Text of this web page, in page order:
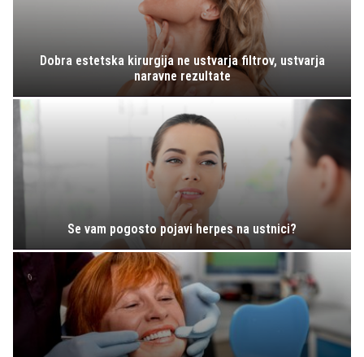
Dobra estetska kirurgija ne ustvarja filtrov, ustvarja
naravne rezultate
Se vam pogosto pojavi herpes na ustnici?